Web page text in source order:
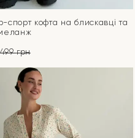
спорт кофта на блискавці та
грн
ПЕРЕЙТИ